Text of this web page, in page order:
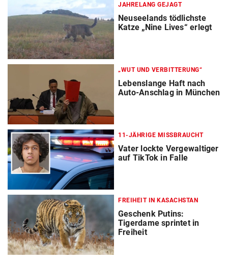
JAHRELANG GEJAGT
Neuseelands tödlichste
Katze „Nine Lives“ erlegt
„WUT UND VERBITTERUNG“
Lebenslange Haft nach
Auto-Anschlag in München
11-JÄHRIGE MISSBRAUCHT
Vater lockte Vergewaltiger
auf TikTok in Falle
FREIHEIT IN KASACHSTAN
Geschenk Putins:
Tigerdame sprintet in
Freiheit